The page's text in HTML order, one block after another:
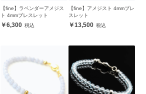
【fine】ラベンダーアメジス
ト 4mmブレスレット
6,300
【fine】アメジスト 4mmブレ
スレット
13,500